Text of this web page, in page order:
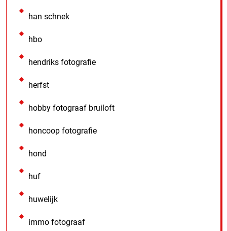
han schnek
hbo
hendriks fotografie
herfst
hobby fotograaf bruiloft
honcoop fotografie
hond
huf
huwelijk
immo fotograaf